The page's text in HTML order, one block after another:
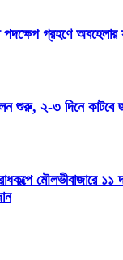
গ্রহণে অবহেলার
শুরু, ২-৩ দিনে কাটবে
মৌলভীবাজারে ১১